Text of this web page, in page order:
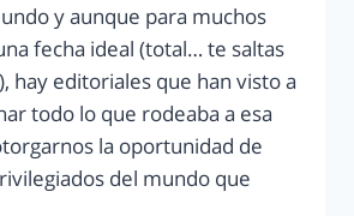
y aunque para muchos
fecha ideal (total… te saltas
hay editoriales que han visto a
todo lo que rodeaba a esa
la oportunidad de
del mundo que